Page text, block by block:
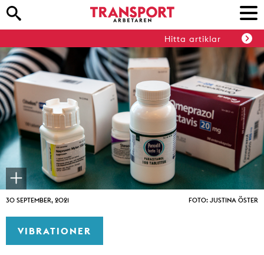
Hitta artiklar
30 SEPTEMBER, 2021 FOTO: JUSTINA ÖSTER
VIBRATIONER